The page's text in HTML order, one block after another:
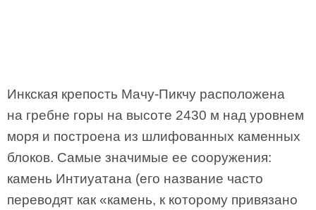
Инкская крепость Мачу-Пикчу расположена
на гребне горы на высоте 2430 м над уровнем
моря и построена из шлифованных каменных
блоков. Самые значимые ее сооружения:
камень Интиуатана (его название часто
переводят как «камень, к которому привязано